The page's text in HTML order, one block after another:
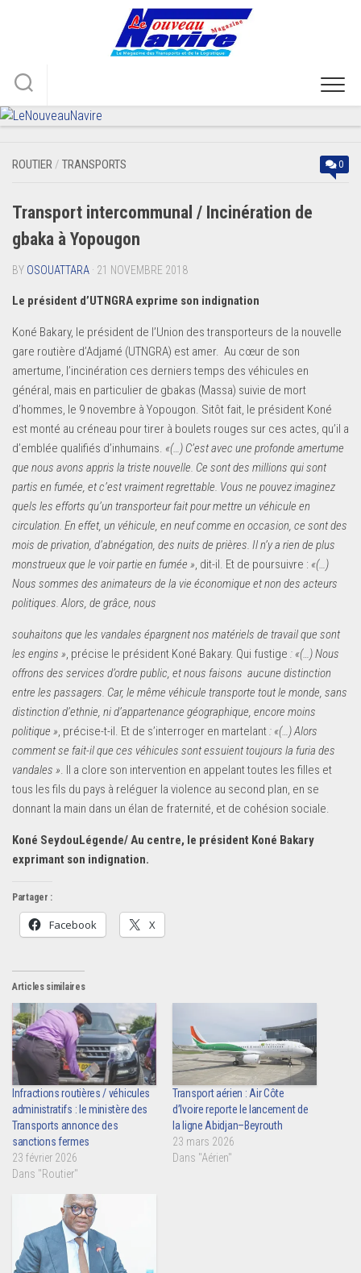
ROUTIER / TRANSPORTS 0
Transport intercommunal / Incinération de
gbaka à Yopougon
BY OSOUATTARA · 21 NOVEMBRE 2018
Le président d’UTNGRA exprime son indignation
Koné Bakary, le président de l’Union des transporteurs de la nouvelle
gare routière d’Adjamé (UTNGRA) est amer. Au cœur de son
amertume, l’incinération ces derniers temps des véhicules en
général, mais en particulier de gbakas (Massa) suivie de mort
d’hommes, le 9 novembre à Yopougon. Sitôt fait, le président Koné
est monté au créneau pour tirer à boulets rouges sur ces actes, qu’il a
d’emblée qualifiés d’inhumains. «(…) C’est avec une profonde amertume
que nous avons appris la triste nouvelle. Ce sont des millions qui sont
partis en fumée, et c’est vraiment regrettable. Vous ne pouvez imaginez
quels les efforts qu’un transporteur fait pour mettre un véhicule en
circulation. En effet, un véhicule, en neuf comme en occasion, ce sont des
mois de privation, d’abnégation, des nuits de prières. Il n’y a rien de plus
monstrueux que le voir partie en fumée », dit-il. Et de poursuivre : «(…)
Nous sommes des animateurs de la vie économique et non des acteurs
politiques. Alors, de grâce, nous
souhaitons que les vandales épargnent nos matériels de travail que sont
les engins », précise le président Koné Bakary. Qui fustige : «(…) Nous
offrons des services d’ordre public, et nous faisons aucune distinction
entre les passagers. Car, le même véhicule transporte tout le monde, sans
distinction d’ethnie, ni d’appartenance géographique, encore moins
politique », précise-t-il. Et de s’interroger en martelant: «(…) Alors
comment se fait-il que ces véhicules sont essuient toujours la furia des
vandales ». Il a clore son intervention en appelant toutes les filles et
tous les fils du pays à reléguer la violence au second plan, en se
donnant la main dans un élan de fraternité, et de cohésion sociale.
Koné SeydouLégende/ Au centre, le président Koné Bakary
exprimant son indignation.
Partager :
Facebook X
Articles similaires
Infractions routières / véhicules
administratifs : le ministère des
Transports annonce des
sanctions fermes
23 février 2026
Dans "Routier"
Transport aérien : Air Côte
d’Ivoire reporte le lancement de
la ligne Abidjan–Beyrouth
23 mars 2026
Dans "Aérien"